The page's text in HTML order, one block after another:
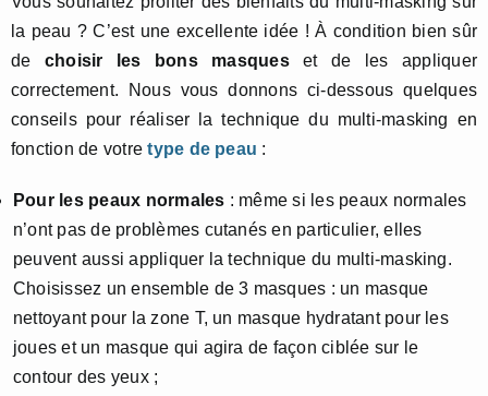
la peau ? C’est une excellente idée ! À condition bien sûr
de choisir les bons masqueset de les appliquer
correctement. Nous vous donnons ci-dessous quelques
conseils pour réaliser la technique du multi-masking en
fonction de votretype de peau :
Pour les peaux normales : même si les peaux normales
n’ont pas de problèmes cutanés en particulier, elles
peuvent aussi appliquer la technique du multi-masking.
Choisissez un ensemble de 3 masques : un masque
nettoyant pour la zone T, un masque hydratant pour les
joues et un masque qui agira de façon ciblée sur le
contour des yeux ;